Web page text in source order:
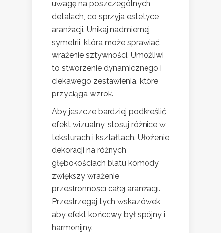
uwagę na poszczególnych
detalach, co sprzyja estetyce
aranżacji. Unikaj nadmiernej
symetrii, która może sprawiać
wrażenie sztywności. Umożliwi
to stworzenie dynamicznego i
ciekawego zestawienia, które
przyciąga wzrok.
Aby jeszcze bardziej podkreślić
efekt wizualny, stosuj różnice w
teksturach i kształtach. Ułożenie
dekoracji na różnych
głębokościach blatu komody
zwiększy wrażenie
przestronności całej aranżacji.
Przestrzegaj tych wskazówek,
aby efekt końcowy był spójny i
harmonijny.